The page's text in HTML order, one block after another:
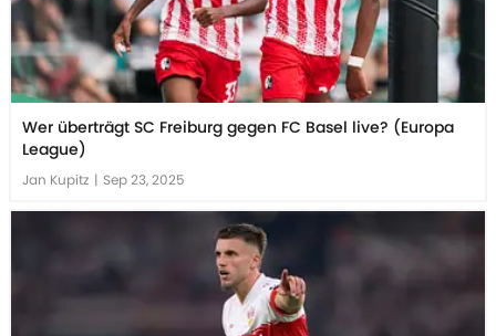
Wer überträgt SC Freiburg gegen FC Basel live? (Europa
League)
Jan Kupitz | Sep 23, 2025